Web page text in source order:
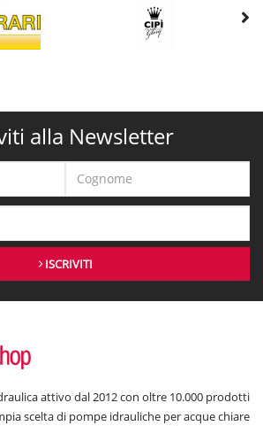
alla Newsletter
ISCRIVITI
attivo dal 2012 con oltre 10.000 prodotti
scelta di pompe idrauliche per acque chiare